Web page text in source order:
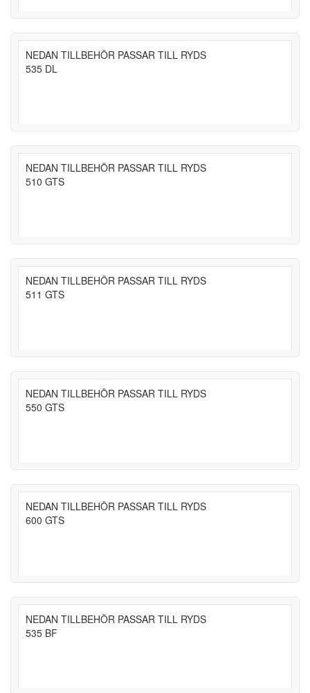
NEDAN TILLBEHÖR PASSAR TILL RYDS
535 DL
NEDAN TILLBEHÖR PASSAR TILL RYDS
510 GTS
NEDAN TILLBEHÖR PASSAR TILL RYDS
511 GTS
NEDAN TILLBEHÖR PASSAR TILL RYDS
550 GTS
NEDAN TILLBEHÖR PASSAR TILL RYDS
600 GTS
NEDAN TILLBEHÖR PASSAR TILL RYDS
535 BF